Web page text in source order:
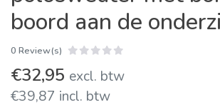
boord aan de
0 Review(s)
€32,95 excl. btw
€39,87 incl. btw